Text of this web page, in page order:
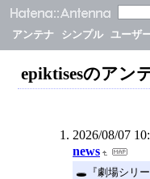
アンテナ シンプル ユーザ
epiktisesのアン
2026/08/07
news
🕳️『劇場シリー